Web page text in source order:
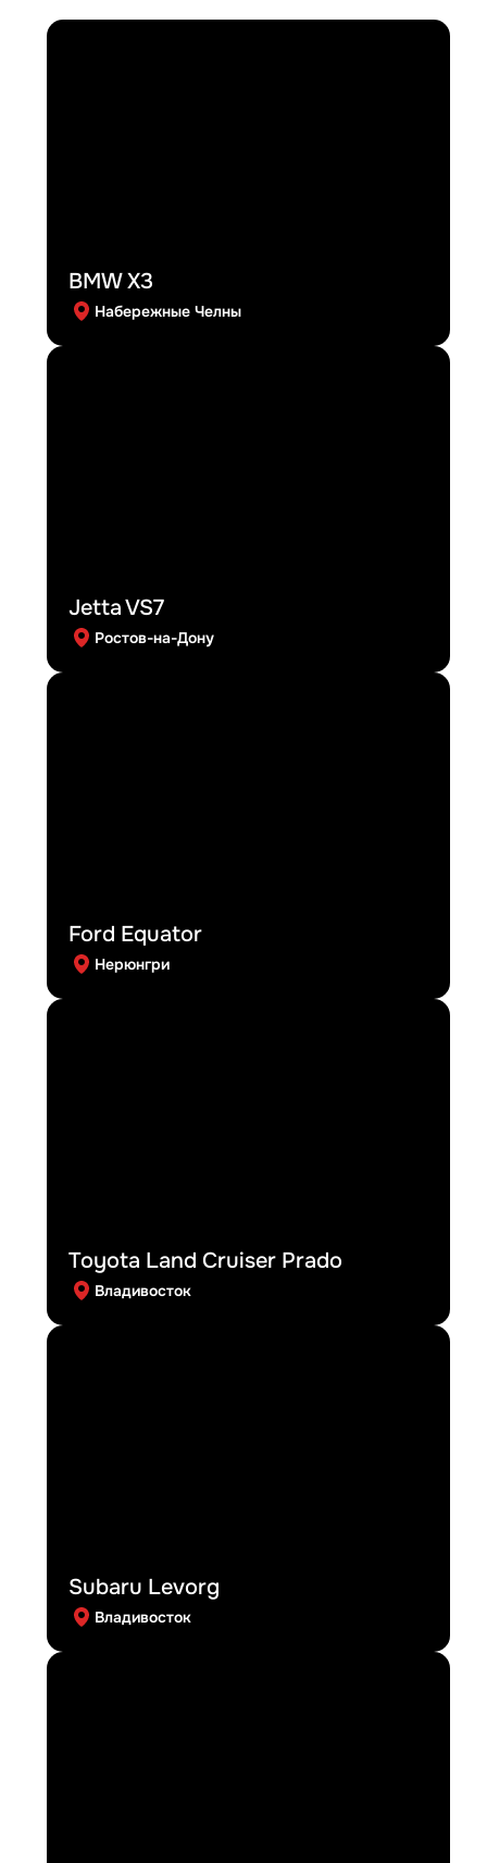
BMW X3
Набережные Челны
Jetta VS7
Ростов-на-Дону
Ford Equator
Нерюнгри
Toyota Land Cruiser Prado
Владивосток
Subaru Levorg
Владивосток